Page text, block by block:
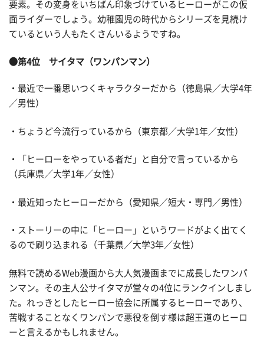
要素。その変身をいちばん印象づけているヒーローがこの仮
面ライダーでしょう。幼稚園児の時代からシリーズを見続け
ているという人もたくさんいるようですね。
●第4位 サイタマ（ワンパンマン）
・最近で一番思いつくキャラクターだから（徳島県／大学4年
／男性）
・ちょうど今流行っているから（東京都／大学1年／女性）
・「ヒーローをやっている者だ」と自分で言っているから
（兵庫県／大学1年／女性）
・最近知ったヒーローだから（愛知県／短大・専門／男性）
・ストーリーの中に「ヒーロー」というワードがよく出てく
るので刷り込まれる（千葉県／大学3年／女性）
無料で読めるWeb漫画から大人気漫画までに成長したワンパ
ンマン。その主人公サイタマが堂々の4位にランクインしまし
た。れっきとしたヒーロー協会に所属するヒーローであり、
苦戦することなくワンパンで悪役を倒す様は超王道のヒーロ
ーと言えるかもしれません。